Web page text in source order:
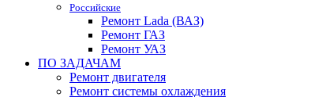
Российские
Ремонт Lada (ВАЗ)
Ремонт ГАЗ
Ремонт УАЗ
ПО ЗАДАЧАМ
Ремонт двигателя
Ремонт системы охлаждения